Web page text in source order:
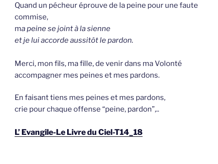
Quand un pécheur éprouve de la peine pour une faute
commise,
ma peine se joint à la sienne
et je lui accorde aussitôt le pardon.
Merci, mon fils, ma fille, de venir dans ma Volonté
accompagner mes peines et mes pardons.
En faisant tiens mes peines et mes pardons,
crie pour chaque offense “peine, pardon”,..
L’ Evangile-Le Livre du Ciel-T14_18